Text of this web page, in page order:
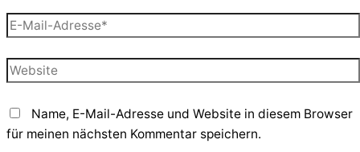
E-
Mail-
Adresse*
Website
Name, E-Mail-Adresse und Website in diesem Browser
für meinen nächsten Kommentar speichern.